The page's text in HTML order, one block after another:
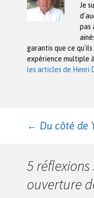
Je
pas
garantis que ce
expérience multiple
les articles de Henri
← Du côté de
5 réflexions
ouverture